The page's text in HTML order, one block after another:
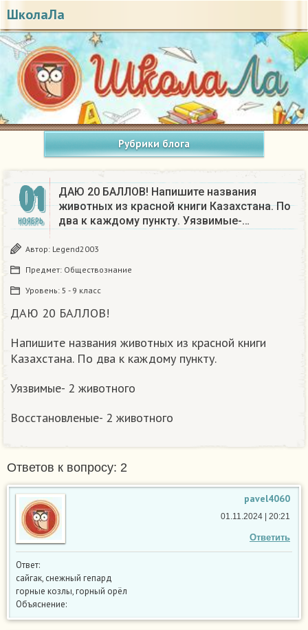
ШколаЛа
Рубрики блога
01
НОЯБРЬ
ДАЮ 20 БАЛЛОВ! Напишите названия
животных из красной книги Казахстана. По
два к каждому пункту. Уязвимые-…
Автор: Legend2003
Предмет: Обществознание
Уровень: 5 - 9 класс
ДАЮ 20 БАЛЛОВ!
Напишите названия животных из красной книги
Казахстана. По два к каждому пункту.
Уязвимые- 2 животного
Восстановленые- 2 животного
Ответов к вопросу: 2
pavel4060
Ответить
01.11.2024 | 20:21
Ответ:
сайгак, снежный гепард
горные козлы, горный орёл
Объяснение: